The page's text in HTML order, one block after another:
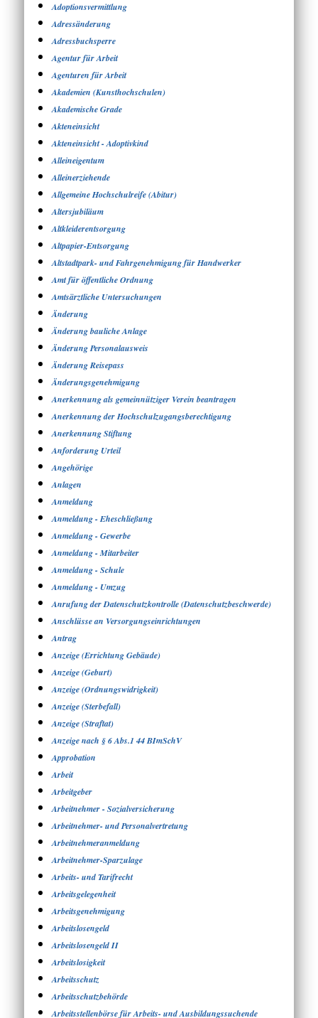
Adoptionsvermittlung
Adressänderung
Adressbuchsperre
Agentur für Arbeit
Agenturen für Arbeit
Akademien (Kunsthochschulen)
Akademische Grade
Akteneinsicht
Akteneinsicht - Adoptivkind
Alleineigentum
Alleinerziehende
Allgemeine Hochschulreife (Abitur)
Altersjubiläum
Altkleiderentsorgung
Altpapier-Entsorgung
Altstadtpark- und Fahrgenehmigung für Handwerker
Amt für öffentliche Ordnung
Amtsärztliche Untersuchungen
Änderung
Änderung bauliche Anlage
Änderung Personalausweis
Änderung Reisepass
Änderungsgenehmigung
Anerkennung als gemeinnütziger Verein beantragen
Anerkennung der Hochschulzugangsberechtigung
Anerkennung Stiftung
Anforderung Urteil
Angehörige
Anlagen
Anmeldung
Anmeldung - Eheschließung
Anmeldung - Gewerbe
Anmeldung - Mitarbeiter
Anmeldung - Schule
Anmeldung - Umzug
Anrufung der Datenschutzkontrolle (Datenschutzbeschwerde)
Anschlüsse an Versorgungseinrichtungen
Antrag
Anzeige (Errichtung Gebäude)
Anzeige (Geburt)
Anzeige (Ordnungswidrigkeit)
Anzeige (Sterbefall)
Anzeige (Straftat)
Anzeige nach § 6 Abs.1 44 BImSchV
Approbation
Arbeit
Arbeitgeber
Arbeitnehmer - Sozialversicherung
Arbeitnehmer- und Personalvertretung
Arbeitnehmeranmeldung
Arbeitnehmer-Sparzulage
Arbeits- und Tarifrecht
Arbeitsgelegenheit
Arbeitsgenehmigung
Arbeitslosengeld
Arbeitslosengeld II
Arbeitslosigkeit
Arbeitsschutz
Arbeitsschutzbehörde
Arbeitsstellenbörse für Arbeits- und Ausbildungssuchende